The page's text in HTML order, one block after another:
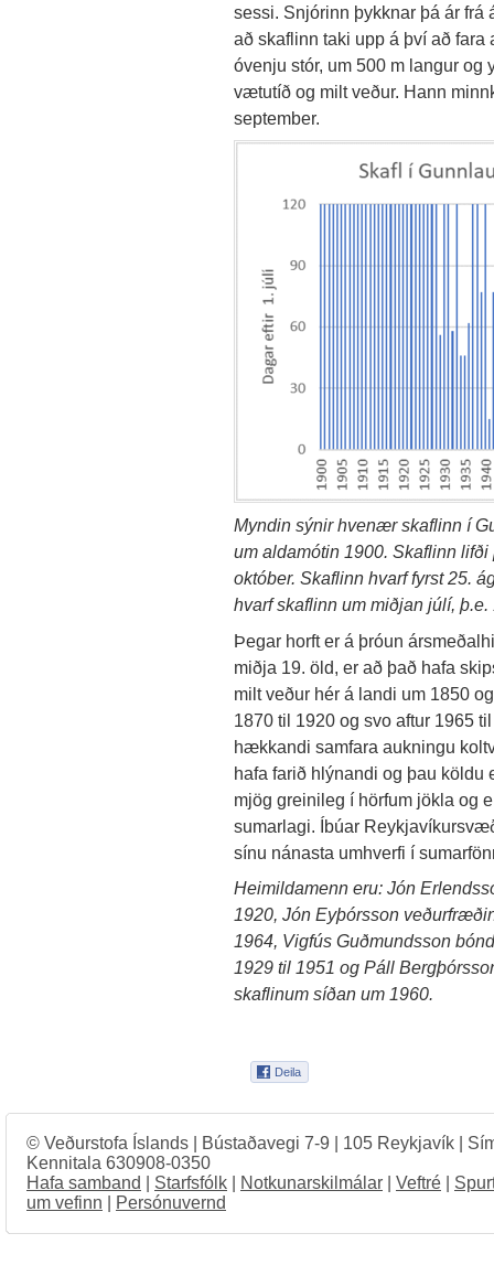
sessi. Snjórinn þykknar þá ár frá
að skaflinn taki upp á því að fara
óvenju stór, um 500 m langur og
vætutíð og milt veður. Hann
september.
Myndin sýnir hvenær skaflinn í
um aldamótin 1900. Skaflinn
október. Skaflinn hvarf fyrst 25.
hvarf skaflinn um miðjan júlí,
Þegar horft er á þróun
miðja 19. öld, er að það hafa
milt veður hér á landi um 1850
1870 til 1920 og svo aftur 1965
hækkandi samfara aukningu
hafa farið hlýnandi og þau köldu
mjög greinileg í hörfum jökla og
sumarlagi. Íbúar
sínu nánasta umhverfi í
Heimildamenn eru: Jón
1920, Jón Eyþórsson
1964, Vigfús Guðmundsson
1929 til 1951 og Páll
skaflinum síðan um 1960.
© Veðurstofa Íslands | Bústaðavegi 7-9 | 105 Reykjavík |
Kennitala 630908-0350
Hafa samband
Starfsfólk Notkunarskilmálar Veftré
um vefinn
Persónuvernd